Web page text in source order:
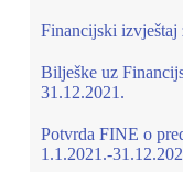
Financijski izvještaj
Bilješke uz
31.12.2021.
Potvrda FINE o
1.1.2021.-